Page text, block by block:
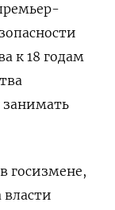
к 18 годам
госизмене,
власти